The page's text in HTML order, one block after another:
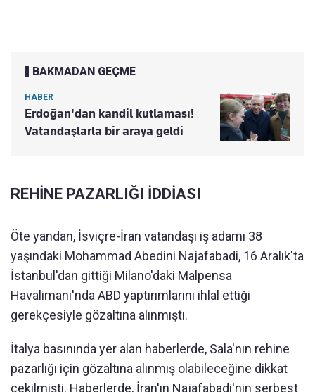
BAKMADAN GEÇME
HABER
Erdoğan'dan kandil kutlaması!
Vatandaşlarla bir araya geldi
REHİNE PAZARLIĞI İDDİASI
Öte yandan, İsviçre-İran vatandaşı iş adamı 38
yaşındaki Mohammad Abedini Najafabadi, 16 Aralık'ta
İstanbul'dan gittiği Milano'daki Malpensa
Havalimanı'nda ABD yaptırımlarını ihlal ettiği
gerekçesiyle gözaltına alınmıştı.
İtalya basınında yer alan haberlerde, Sala'nın rehine
pazarlığı için gözaltına alınmış olabileceğine dikkat
çekilmişti. Haberlerde, İran'ın Najafabadi'nin serbest